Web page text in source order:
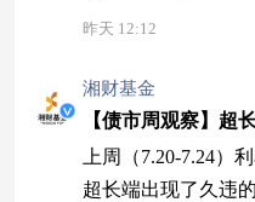
昨天 12:12
湘财基金
【债市周观察】超
上周（7.20-7.24）
超长端出现了久违